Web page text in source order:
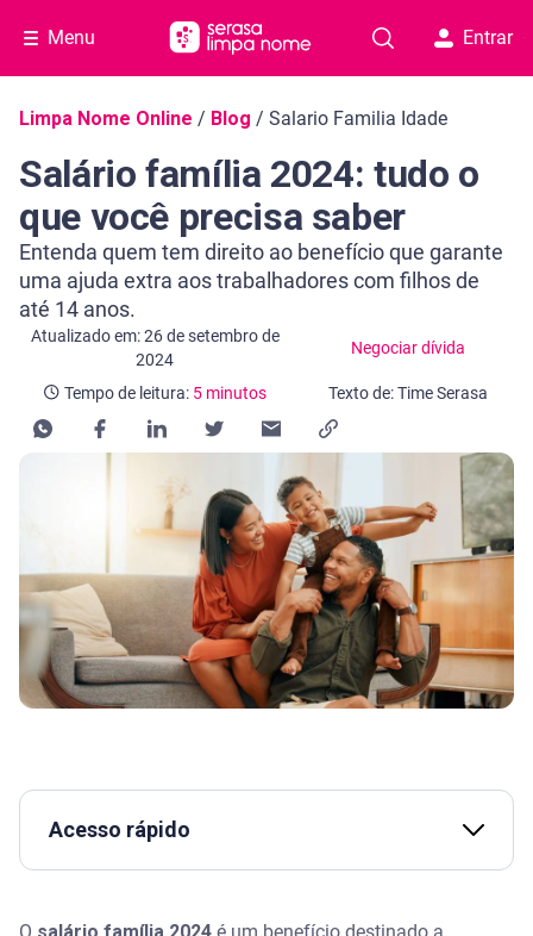
Menu Entrar
Navegação do blog
Limpa Nome Online / Blog / Salario Familia Idade
Salário família 2024: tudo o
que você precisa saber
Entenda quem tem direito ao benefício que garante
uma ajuda extra aos trabalhadores com filhos de
até 14 anos.
Atualizado em: 26 de setembro de
2024
Negociar dívida
Categoria Negociar dívida
Tempo de leitura: 5 minutos
Tempo de leitura: 5 minutos
Texto de: Time Serasa
Acesso rápido